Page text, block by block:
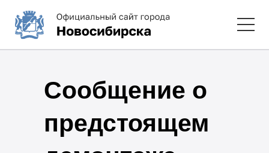
Сообщение о
предстоящем